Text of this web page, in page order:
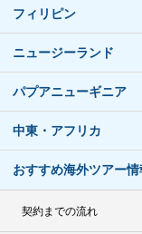
フィリピン
ニュージーランド
パプアニューギニア
中東・アフリカ
おすすめ海外ツアー情
契約までの流れ